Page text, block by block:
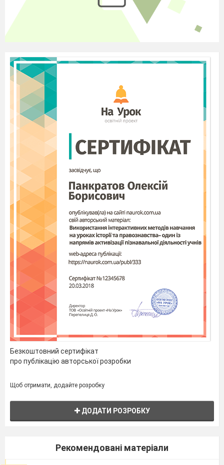
Безкоштовний сертифікат
про публікацію авторської розробки
Щоб отримати, додайте розробку
ДОДАТИ РОЗРОБКУ
Рекомендовані матеріали